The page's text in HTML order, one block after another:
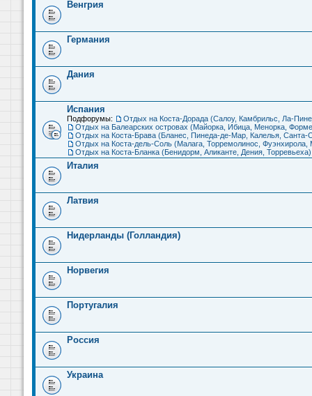
Венгрия
Германия
Дания
Испания
Подфорумы: Отдых на Коста-Дорада (Салоу, Камбрильс, Ла-
Отдых на Балеарских островах (Майорка, Ибица, Менорка,
Отдых на Коста-Брава (Бланес, Пинеда-де-Мар, Калелья, Санта-
Отдых на Коста-дель-Соль (Малага, Торремолинос, Фуэнхирола,
Отдых на Коста-Бланка (Бенидорм, Аликанте, Дения, Торревьеха)
Италия
Латвия
Нидерланды (Голландия)
Норвегия
Португалия
Россия
Украина